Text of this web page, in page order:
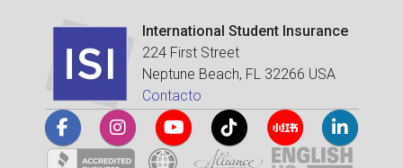
International Student Insurance
224 First Street
Neptune Beach, FL 32266 USA
Contacto